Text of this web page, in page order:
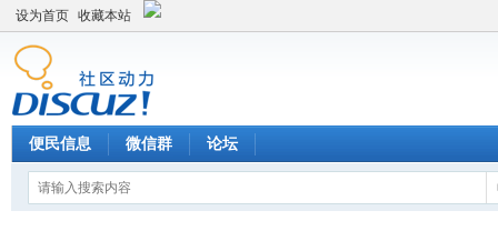
设为首页 收藏本站
便民信息 微信群 论坛